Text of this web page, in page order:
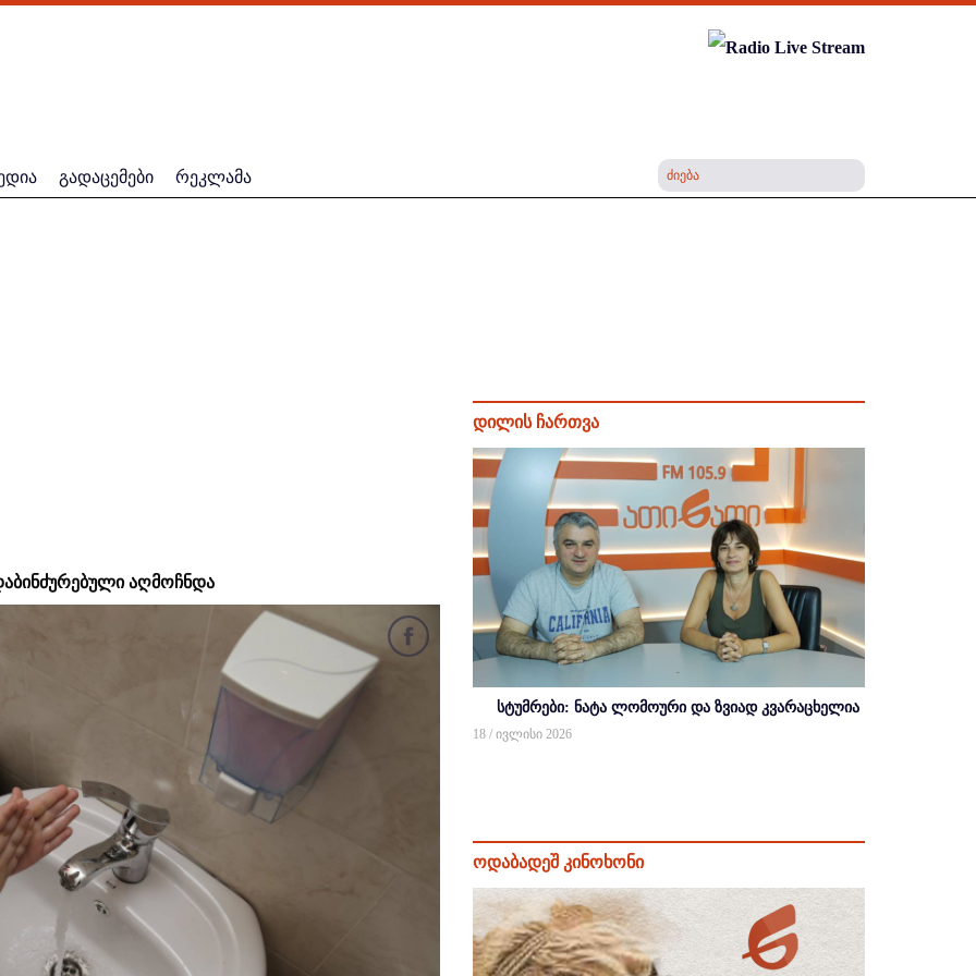
გადაცემები რეკლამა
აღმოჩნდა
დილის ჩართვა
სტუმრები: ნატა ლომოური და ზვიად კვარაცხელია
18 / ივლისი 2026
ოდაბადეშ კინოხონი